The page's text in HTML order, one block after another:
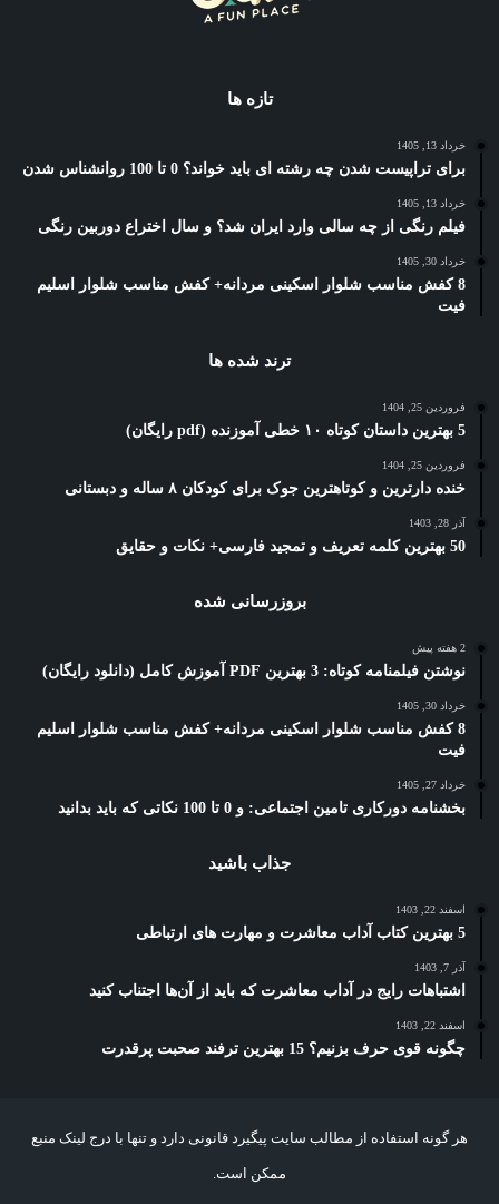
تازه ها
خرداد 13, 1405
برای تراپیست شدن چه رشته ای باید خواند؟ 0 تا 100 روانشناس شدن
خرداد 13, 1405
فیلم رنگی از چه سالی وارد ایران شد؟ و سال اختراع دوربین رنگی
خرداد 30, 1405
8 کفش مناسب شلوار اسکینی مردانه+ کفش مناسب شلوار اسلیم
فیت
ترند شده ها
فروردین 25, 1404
5 بهترین داستان کوتاه ۱۰ خطی آموزنده (pdf رایگان)
فروردین 25, 1404
خنده دارترین و کوتاهترین جوک برای کودکان ۸ ساله و دبستانی
آذر 28, 1403
50 بهترین کلمه تعریف و تمجید فارسی+ نکات و حقایق
بروزرسانی شده
2 هفته پیش
نوشتن فیلمنامه کوتاه: 3 بهترین PDF آموزش کامل (دانلود رایگان)
خرداد 30, 1405
8 کفش مناسب شلوار اسکینی مردانه+ کفش مناسب شلوار اسلیم
فیت
خرداد 27, 1405
بخشنامه دورکاری تامین اجتماعی: و 0 تا 100 نکاتی که باید بدانید
جذاب باشید
اسفند 22, 1403
5 بهترین کتاب آداب معاشرت و مهارت های ارتباطی
آذر 7, 1403
اشتباهات رایج در آداب معاشرت که باید از آن‌ها اجتناب کنید
اسفند 22, 1403
چگونه قوی حرف بزنیم؟ 15 بهترین ترفند صحبت پرقدرت
هر گونه استفاده از مطالب سایت پیگیرد قانونی دارد و تنها با درج لینک منبع
ممکن است.